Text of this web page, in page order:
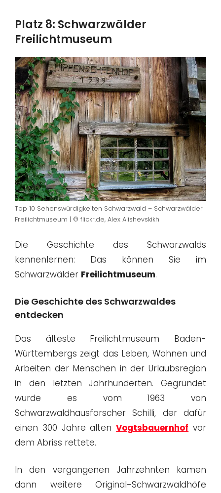
Platz 8: Schwarzwälder
Freilichtmuseum
Top 10 Sehenswürdigkeiten Schwarzwald – Schwarzwälder
Freilichtmuseum | © flickr.de, Alex Alishevskikh
Die Geschichte des Schwarzwalds
kennenlernen: Das können Sie im
Schwarzwälder Freilichtmuseum.
Die Geschichte des Schwarzwaldes
entdecken
Das älteste Freilichtmuseum Baden-
Württembergs zeigt das Leben, Wohnen und
Arbeiten der Menschen in der Urlaubsregion
in den letzten Jahrhunderten. Gegründet
wurde es vom 1963 von
Schwarzwaldhausforscher Schilli, der dafür
einen 300 Jahre altenVogtsbauernhof vor
dem Abriss rettete.
In den vergangenen Jahrzehnten kamen
dann weitere Original-Schwarzwaldhöfe